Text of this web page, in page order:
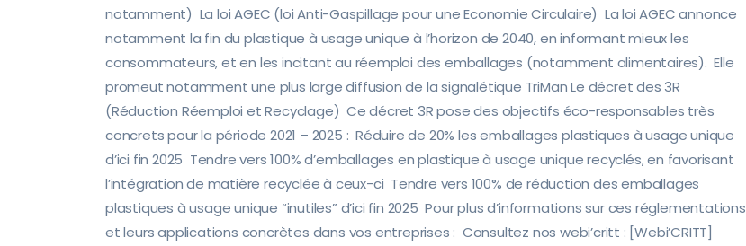
notamment) La loi AGEC (loi Anti-Gaspillage pour une Economie Circulaire) La loi AGEC annonce
notamment la fin du plastique à usage unique à l’horizon de 2040, en informant mieux les
consommateurs, et en les incitant au réemploi des emballages (notamment alimentaires). Elle
promeut notamment une plus large diffusion de la signalétique TriMan Le décret des 3R
(Réduction Réemploi et Recyclage) Ce décret 3R pose des objectifs éco-responsables très
concrets pour la période 2021 – 2025 : Réduire de 20% les emballages plastiques à usage unique
d’ici fin 2025 Tendre vers 100% d’emballages en plastique à usage unique recyclés, en favorisant
l’intégration de matière recyclée à ceux-ci Tendre vers 100% de réduction des emballages
plastiques à usage unique “inutiles” d’ici fin 2025 Pour plus d’informations sur ces réglementations
et leurs applications concrètes dans vos entreprises : Consultez nos webi’critt : [Webi’CRITT]